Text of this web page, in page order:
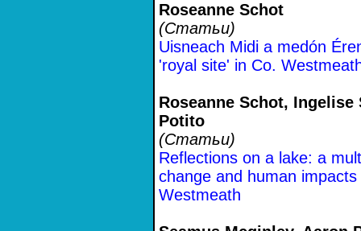
Roseanne Schot
(Статьи)
Uisneach Midi a medón
'royal site' in Co.
Roseanne Schot,
Potito
(Статьи)
Reflections on a lake: a
change and human
Westmeath